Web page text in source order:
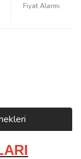
Fiyat Alarmı